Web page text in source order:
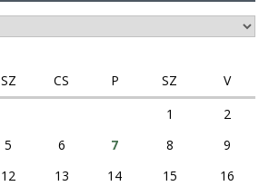
SZ CS P SZ
V
1
2
5 6 7 8
9
12 13 14 15
16